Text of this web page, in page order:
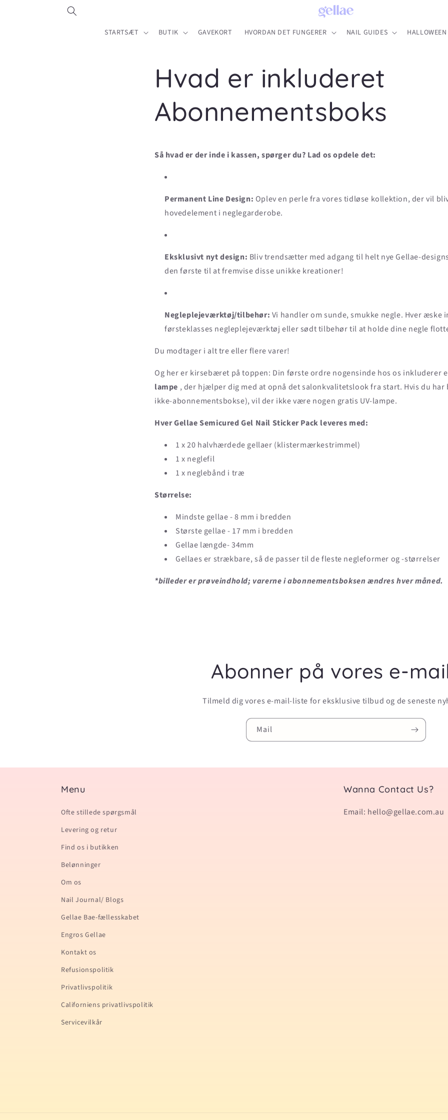
STARTSÆT BUTIK GAVEKORT HVORDAN DET FUNGERER NAIL GUIDES
Hvad er inkluderet
Abonnementsboks
Så hvad er der inde i kassen, spørger du? Lad os opdele det:
Permanent Line Design: Oplev en perle fra vores tidløse kollektion, der vil
hovedelement i neglegarderobe.
Eksklusivt nyt design: Bliv trendsætter med adgang til helt nye Gellae-
den første til at fremvise disse unikke kreationer!
Negleplejeværktøj/tilbehør: Vi handler om sunde, smukke negle. Hver æske
førsteklasses negleplejeværktøj eller sødt tilbehør til at holde dine negle
Du modtager i alt tre eller flere varer!
Og her er kirsebæret på toppen: Din første ordre nogensinde hos os inkluderer
lampe , der hjælper dig med at opnå det salonkvalitetslook fra start. Hvis du
ikke-abonnementsbokse), vil der ikke være nogen gratis UV-lampe.
Hver Gellae Semicured Gel Nail Sticker Pack leveres med:
1 x 20 halvhærdede gellaer (klistermærkestrimmel)
1 x neglefil
1 x neglebånd i træ
Størrelse:
Mindste gellae - 8 mm i bredden
Største gellae - 17 mm i bredden
Gellae længde- 34mm
Gellaes er strækbare, så de passer til de fleste negleformer og -størrelser
*billeder er prøveindhold; varerne i abonnementsboksen ændres hver måned.
Abonner på vores e-
Tilmeld dig vores e-mail-liste for eksklusive tilbud og de seneste
Mail
Menu
Ofte stillede spørgsmål
Levering og retur
Find os i butikken
Belønninger
Om os
Nail Journal/ Blogs
Gellae Bae-fællesskabet
Engros Gellae
Kontakt os
Refusionspolitik
Privatlivspolitik
Californiens privatlivspolitik
Servicevilkår
Wanna Contact Us?
Email: hello@gellae.com.au